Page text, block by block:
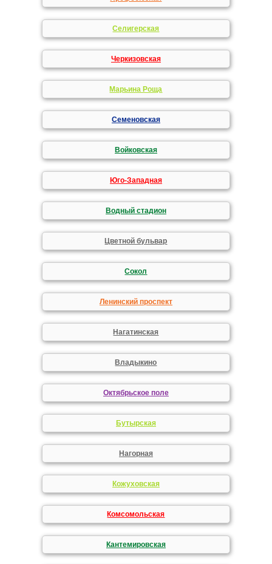
Селигерская
Черкизовская
Марьина Роща
Семеновская
Войковская
Юго-Западная
Водный стадион
Цветной бульвар
Сокол
Ленинский проспект
Нагатинская
Владыкино
Октябрьское поле
Бутырская
Нагорная
Кожуховская
Комсомольская
Кантемировская